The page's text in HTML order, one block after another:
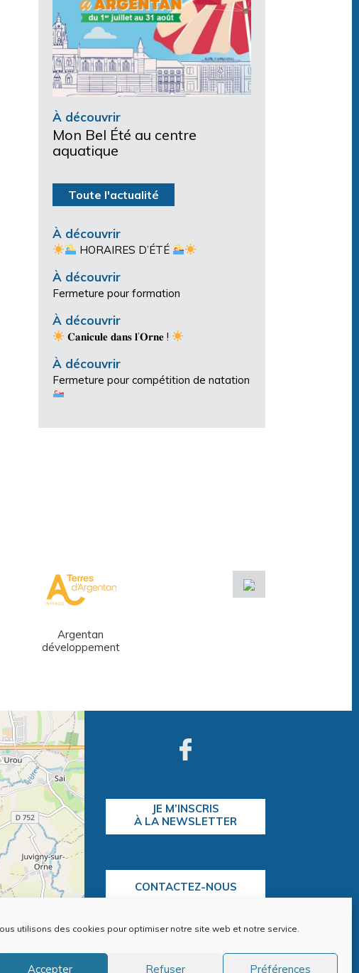
utilisons des cookies pour optimiser notre site web et notre service.
Accepter Refuser Préférences
À découvrir
Mon Bel Été au centre
aquatique
Toute l'actualité
À découvrir
HORAIRES D’ÉTÉ
À découvrir
Fermeture pour formation
À découvrir
𝐂𝐚𝐧𝐢𝐜𝐮𝐥𝐞 𝐝𝐚𝐧𝐬 𝐥’𝐎𝐫𝐧𝐞 !
À découvrir
Fermeture pour compétition de natation
Argentan
développement
JE M’INSCRIS
À LA NEWSLETTER
CONTACTEZ-NOUS